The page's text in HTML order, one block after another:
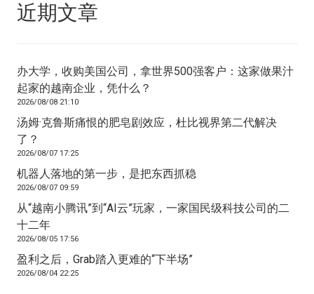
近期文章
办大学，收购美国公司，拿世界500强客户：这家做果汁
起家的越南企业，凭什么？
2026/08/08 21:10
汤姆·克鲁斯痛恨的肥皂剧效应，杜比视界第二代解决
了？
2026/08/07 17:25
机器人落地的第一步，是把东西抓稳
2026/08/07 09:59
从“越南小腾讯”到“AI云”玩家，一家国民级科技公司的二
十二年
2026/08/05 17:56
盈利之后，Grab踏入更难的“下半场”
2026/08/04 22:25